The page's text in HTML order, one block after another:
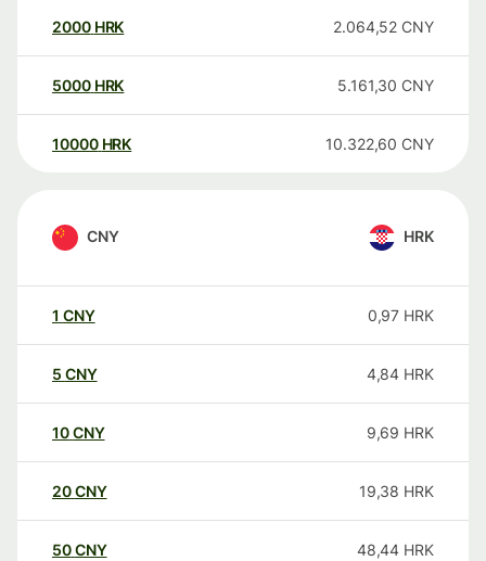
2000 HRK 2.064,52 CNY
5000 HRK 5.161,30 CNY
10000 HRK 10.322,60 CNY
CNY HRK
1 CNY 0,97 HRK
5 CNY 4,84 HRK
10CNY 9,69 HRK
20CNY 19,38 HRK
50CNY 48,44 HRK